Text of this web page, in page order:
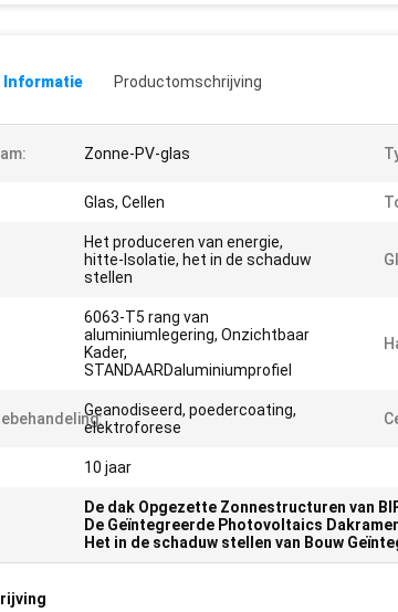
Informatie Productomschrijving
Zonne-PV-glas
Glas, Cellen
Het produceren van energie,
hitte-Isolatie, het in de schaduw
stellen
6063-T5 rang van
aluminiumlegering, Onzichtbaar
Kader,
STANDAARDaluminiumprofiel
Geanodiseerd, poedercoating,
elektroforese
10 jaar
De dak Opgezette Zonnestructuren van
De Geïntegreerde Photovoltaics
Het in de schaduw stellen van Bouw